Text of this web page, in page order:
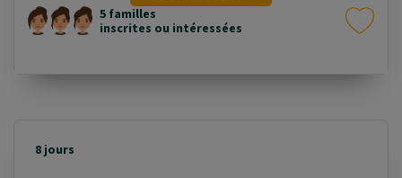
5 familles
inscrites ou intéressées
8 jours